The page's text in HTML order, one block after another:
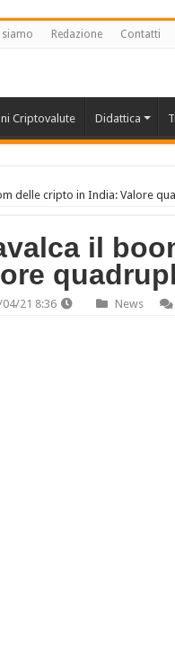
siamo Redazione Contatti
Criptovalute Didattica
delle cripto in India: Valore
il
04/21 8:36 News